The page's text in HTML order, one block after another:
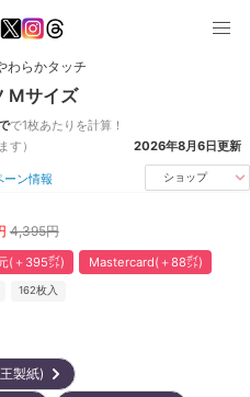
わらかタッチ
Mサイズ
で1枚あたりを計算！
す）
2026年8月6日更新
ーン情報 ショップ
4,395円
(＋395㌽) Mastercard(＋88㌽)
162枚入
王製紙)